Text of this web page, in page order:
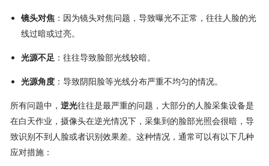
镜头对焦：因为镜头对焦问题，导致曝光不正常，往往人脸的光
线过暗或过亮。
光源不足 ：往往导致脸部光线较暗。
光源角度：导致阴阳脸等光线分布严重不均匀的情况。
所有问题中， 逆光往往是最严重的问题，大部分的人脸采集设备是
在白天作业，摄像头在逆光情况下，采集到的脸部光照会很暗，导
致识别不到人脸或者识别效果差。这种情况，通常可以有以下几种
应对措施：